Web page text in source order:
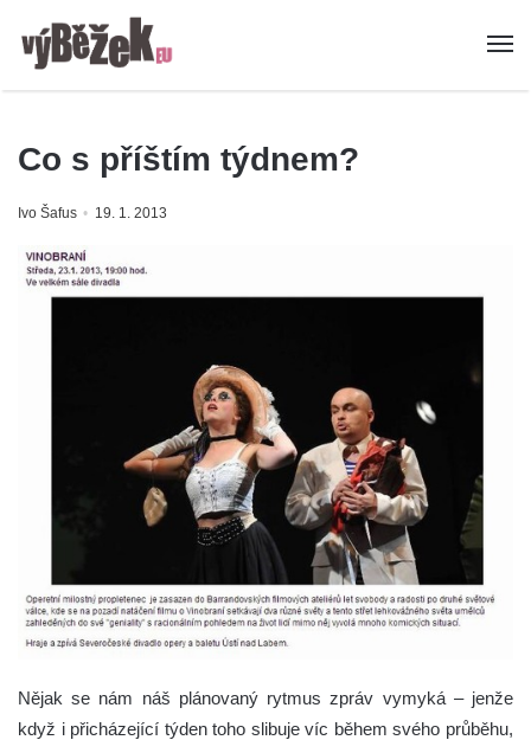
Co s příštím týdnem?
Ivo Šafus 19. 1. 2013
Nějak se nám náš plánovaný rytmus zpráv vymyká – jenže
když i přicházející týden toho slibuje víc během svého průběhu,